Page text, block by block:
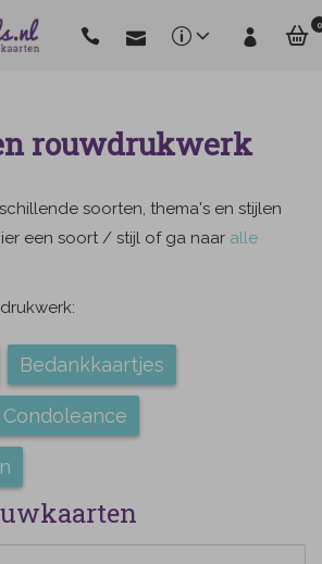
0
rouwdrukwerk
soorten, thema's en stijlen
een soort / stijl of ga naar alle
Bedankkaartjes
Condoleance